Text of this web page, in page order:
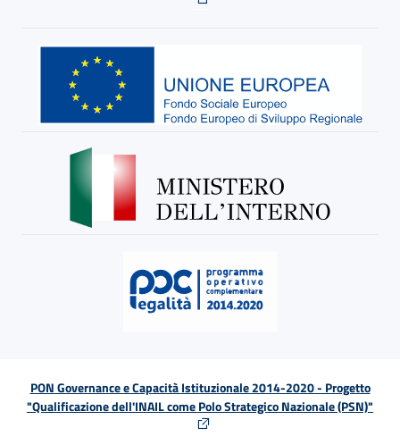
PON Governance e Capacità Istituzionale 2014-2020 - Progetto
"Qualificazione dell'INAIL come Polo Strategico Nazionale (PSN)"